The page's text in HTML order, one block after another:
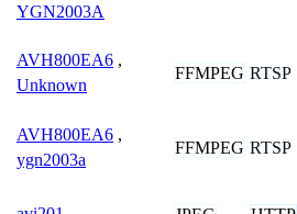
YGN2003A
AVH800EA6 ,
Unknown
FFMPEG RTSP
AVH800EA6 ,
ygn2003a
FFMPEG RTSP